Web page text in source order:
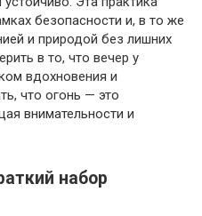
безопасности и, в то же
и природой без лишних
в то, что вечер у
вдохновения и
что огонь — это
внимательности и
набор